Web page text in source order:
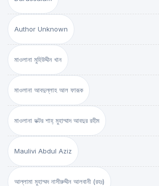
Author Unknown
মাওলানা মুহিউদ্দীন খান
মাওলানা আবদুল্লাহ আল ফারূক
মাওলানা ডক্টর শাহ্‌ মুহাম্মাদ আবদুর রহীম
Maulivi Abdul Aziz
আল্লামা মুহাম্মদ নাসীরুদ্দীন আলবানী (রহঃ)